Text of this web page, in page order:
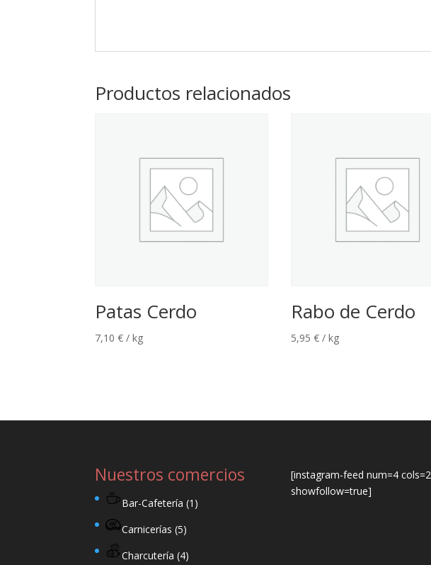
Productos relacionados
Patas Cerdo
7,10€ / kg
Rabo de Cerdo
5,95€ / kg
Nuestros comercios
Bar-Cafetería (1)
Carnicerías (5)
Charcutería (4)
[instagram-feed num=4 cols=2
showfollow=true]